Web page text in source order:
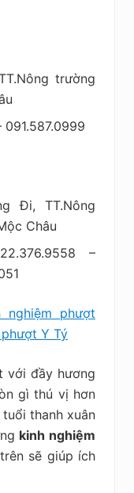
trường
Đi, TT.Nông
Châu
–
nghiệm phượt
Y Tý
với đầy hương
gì thú vị hơn
thanh xuân
kinh nghiệm
sẽ giúp ích